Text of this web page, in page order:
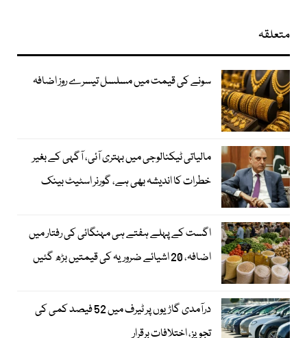
متعلقہ
سونے کی قیمت میں مسلسل تیسرے روز اضافہ
مالیاتی ٹیکنالوجی میں بہتری آئی، آگہی کے بغیر
خطرات کا اندیشہ بھی ہے، گورنر اسٹیٹ بینک
اگست کے پہلے ہفتے ہی مہنگائی کی رفتار میں
اضافہ، 20 اشیائے ضروریہ کی قیمتیں بڑھ گئیں
درآمدی گاڑیوں پر ٹیرف میں 52 فیصد کمی کی
تجویز، اختلافات برقرار